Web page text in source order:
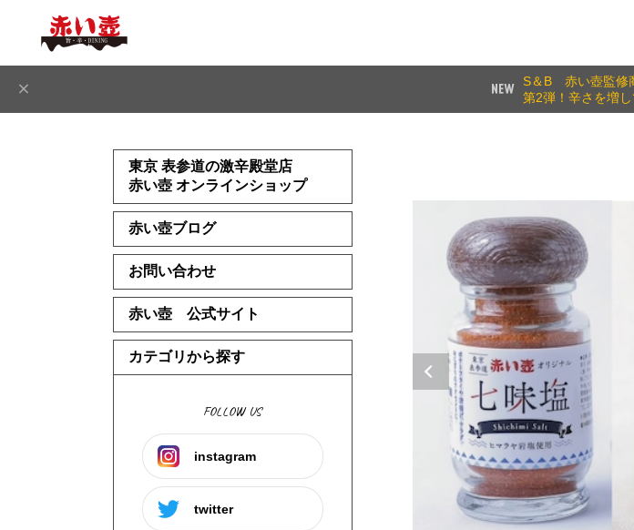
S＆B 赤い壺監修
第2弾！辛さを増
東京 表参道の激辛殿堂店
赤い壺 オンラインショップ
赤い壺ブログ
お問い合わせ
赤い壺 公式サイト
カテゴリから探す
FOLLOW US
instagram
twitter